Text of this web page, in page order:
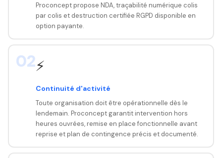
Proconcept propose NDA, traçabilité numérique colis
par colis et destruction certifiée RGPD disponible en
option payante.
02⚡
Continuité d'activité
Toute organisation doit être opérationnelle dès le
lendemain. Proconcept garantit intervention hors
heures ouvrées, remise en place fonctionnelle avant
reprise et plan de contingence précis et documenté.